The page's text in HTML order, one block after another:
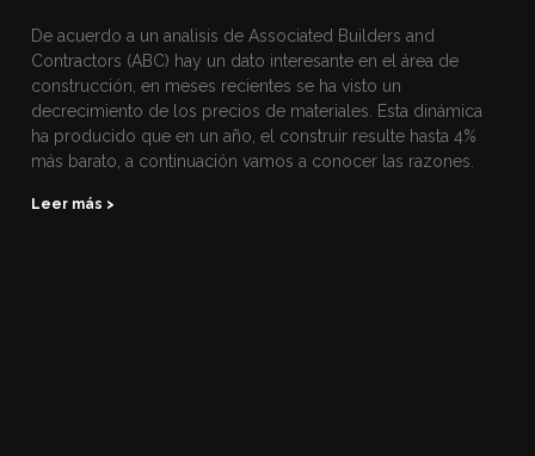
De acuerdo a un analisis de Associated Builders and
Contractors (ABC) hay un dato interesante en el área de
construcción, en meses recientes se ha visto un
decrecimiento de los precios de materiales. Esta dinámica
ha producido que en un año, el construir resulte hasta 4%
más barato, a continuación vamos a conocer las razones.
Leer más >